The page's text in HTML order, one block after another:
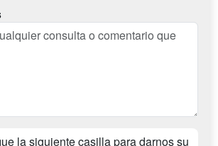
la siguiente casilla para darnos su